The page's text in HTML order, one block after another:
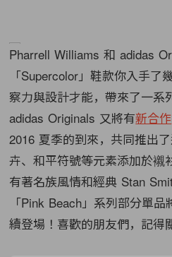
Pharrell Williams 和 adidas
「Supercolor」鞋款你入手
察力與設計才能，帶來了一
adidas Originals 又將有新合作
2016 夏季的到來，共同推出
卉、和平符號等元素添加於襯
有著名族風情和經典 Stan
「Pink Beach」系列部分單
續登場！喜歡的朋友們，記得